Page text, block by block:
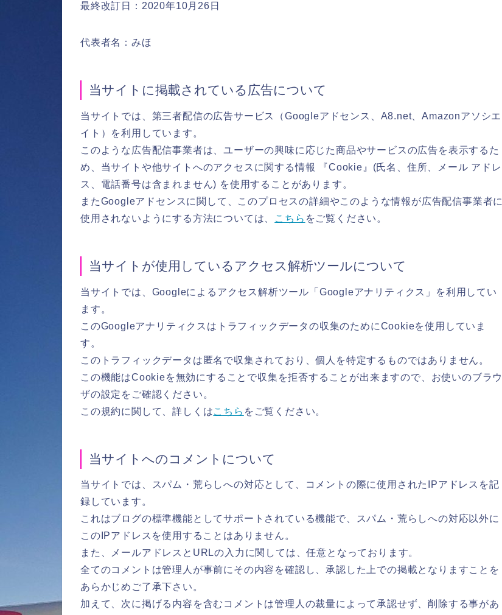
最終改訂日：2020年10月26日
代表者名：みほ
当サイトに掲載されている広告について
当サイトでは、第三者配信の広告サービス（Googleアドセンス、A8.net、Amazonアソシエ
イト）を利用しています。
このような広告配信事業者は、ユーザーの興味に応じた商品やサービスの広告を表示するた
め、当サイトや他サイトへのアクセスに関する情報 『Cookie』(氏名、住所、メール アドレ
ス、電話番号は含まれません) を使用することがあります。
またGoogleアドセンスに関して、このプロセスの詳細やこのような情報が広告配信事業者に
使用されないようにする方法については、
こちら をご覧ください。
当サイトが使用しているアクセス解析ツールについて
当サイトでは、Googleによるアクセス解析ツール「Googleアナリティクス」を利用してい
ます。
このGoogleアナリティクスはトラフィックデータの収集のためにCookieを使用していま
す。
このトラフィックデータは匿名で収集されており、個人を特定するものではありません。
この機能はCookieを無効にすることで収集を拒否することが出来ますので、お使いのブラウ
ザの設定をご確認ください。
この規約に関して、詳しくはこちら をご覧ください。
当サイトへのコメントについて
当サイトでは、スパム・荒らしへの対応として、コメントの際に使用されたIPアドレスを記
録しています。
これはブログの標準機能としてサポートされている機能で、スパム・荒らしへの対応以外に
このIPアドレスを使用することはありません。
また、メールアドレスとURLの入力に関しては、任意となっております。
全てのコメントは管理人が事前にその内容を確認し、承認した上での掲載となりますことを
あらかじめご了承下さい。
加えて、次に掲げる内容を含むコメントは管理人の裁量によって承認せず、削除する事があ